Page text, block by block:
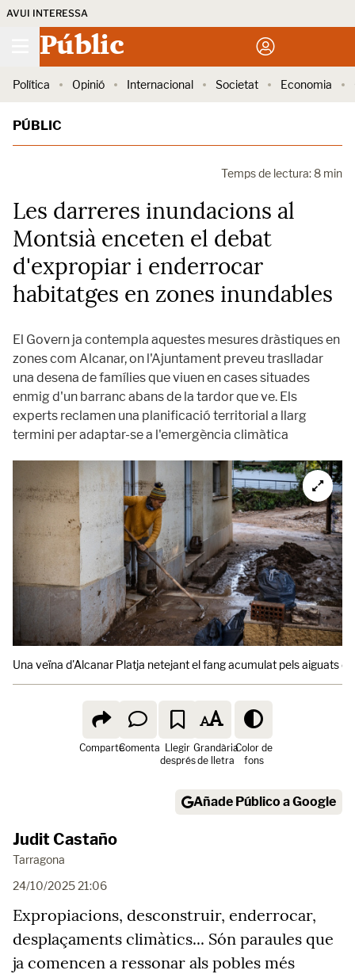
AVUI INTERESSA
Públic
Política Opinió Internacional Societat Economia
PÚBLIC
Temps de lectura: 8 min
Les darreres inundacions al
Montsià enceten el debat
d'expropiar i enderrocar
habitatges en zones inundables
El Govern ja contempla aquestes mesures dràstiques en
zones com Alcanar, on l'Ajuntament preveu traslladar
una desena de famílies que viuen en cases situades
enmig d'un barranc abans de la tardor que ve. Els
experts reclamen una planificació territorial a llarg
termini per adaptar-se a l'emergència climàtica
Una veïna d'Alcanar Platja netejant el fang acumulat pels aiguats
ComparteComenta Llegir
després
Grandària
de lletra
Color de
fons
Añade Público a Google
Judit Castaño
Tarragona
24/10/2025 21:06
Expropiacions, desconstruir, enderrocar,
desplaçaments climàtics... Són paraules que
ja comencen a ressonar als pobles més